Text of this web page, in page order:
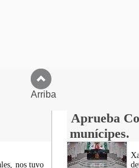
Arriba
Aprueba
munícipes.
nos tuvo